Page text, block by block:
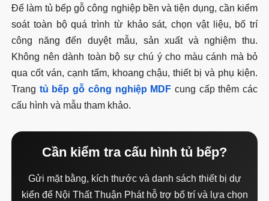
Để làm tủ bếp gỗ công nghiệp bền và tiện dụng, cần kiểm
soát toàn bộ quá trình từ khảo sát, chọn vật liệu, bố trí
công năng đến duyệt mẫu, sản xuất và nghiệm thu.
Không nên dành toàn bộ sự chú ý cho màu cánh mà bỏ
qua cốt ván, cạnh tấm, khoang chậu, thiết bị và phụ kiện.
Trang tủ bếp gỗ công nghiệp MDF cung cấp thêm các
cấu hình và mẫu tham khảo.
Cần kiểm tra cấu hình tủ bếp?
Gửi mặt bằng, kích thước và danh sách thiết bị dự
kiến để Nội Thất Thuận Phát hỗ trợ bố trí và lựa chọn